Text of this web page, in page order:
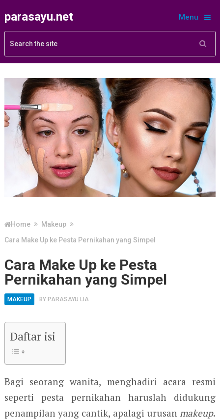
parasayu.net Menu
Home
Makeup
Cara Make Up ke Pesta Pernikahan yang Simpel
Cara Make Up ke Pesta
Pernikahan yang Simpel
MAKEUP BY PARASAYU LIA
Daftar isi
Bagi seorang wanita, menghadiri acara resmi
seperti pesta pernikahan haruslah didukung
penampilan yang cantik, apalagi urusanmakeup.